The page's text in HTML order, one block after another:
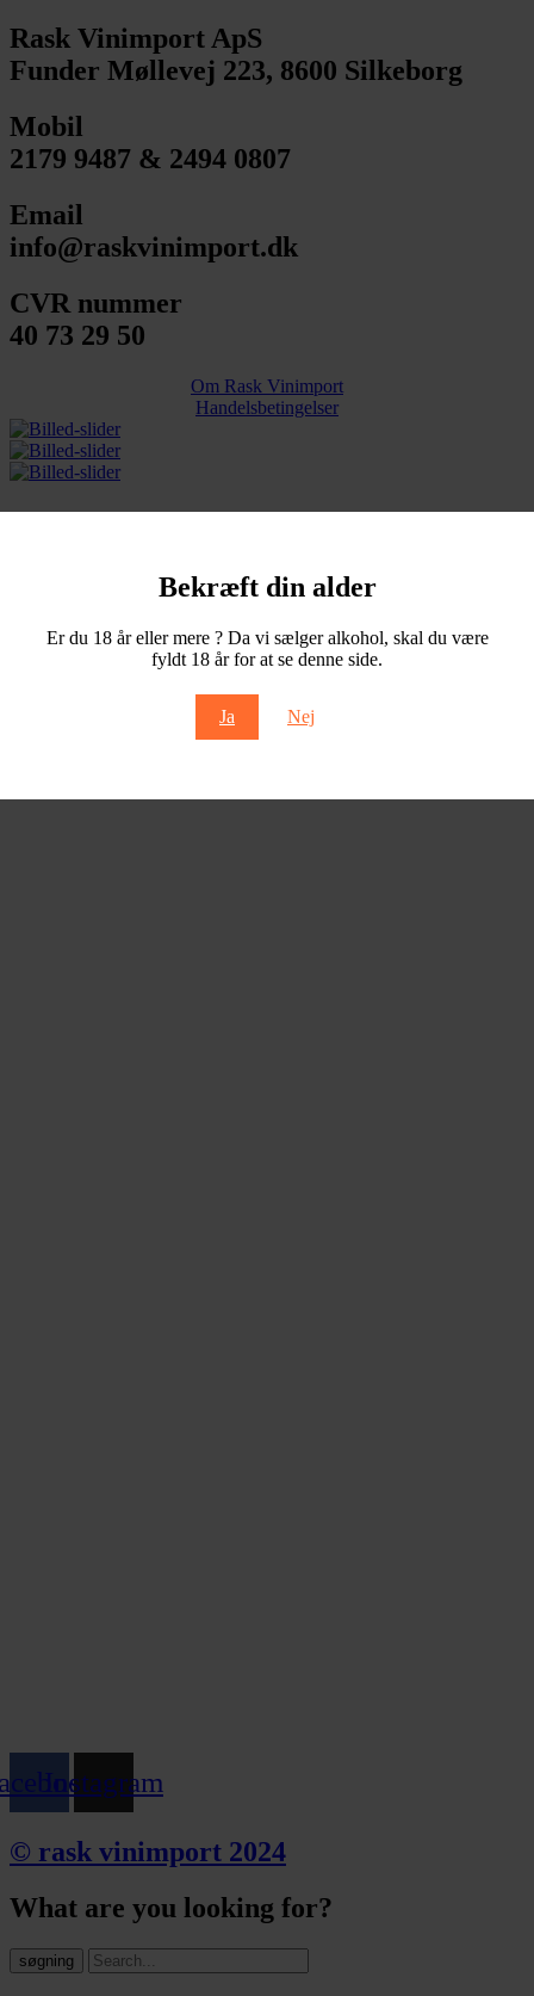
Bekræft din alder
Er du 18 år eller mere ? Da vi sælger alkohol, skal du være
fyldt 18 år for at se denne side.
Ja Nej
Rask Vinimport ApS
Funder Møllevej 223, 8600 Silkeborg
Mobil
2179 9487 & 2494 0807
Email
info@raskvinimport.dk
CVR nummer
40 73 29 50
Om Rask Vinimport
Handelsbetingelser
Instagram
© rask vinimport 2024
What are you looking for?
søgning